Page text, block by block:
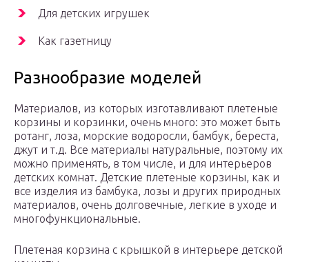
Для детских игрушек
Как газетницу
Разнообразие моделей
Материалов, из которых изготавливают плетеные
корзины и корзинки, очень много: это может быть
ротанг, лоза, морские водоросли, бамбук, береста,
джут и т.д. Все материалы натуральные, поэтому их
можно применять, в том числе, и для интерьеров
детских комнат. Детские плетеные корзины, как и
все изделия из бамбука, лозы и других природных
материалов, очень долговечные, легкие в уходе и
многофункциональные.
Плетеная корзина с крышкой в интерьере детской